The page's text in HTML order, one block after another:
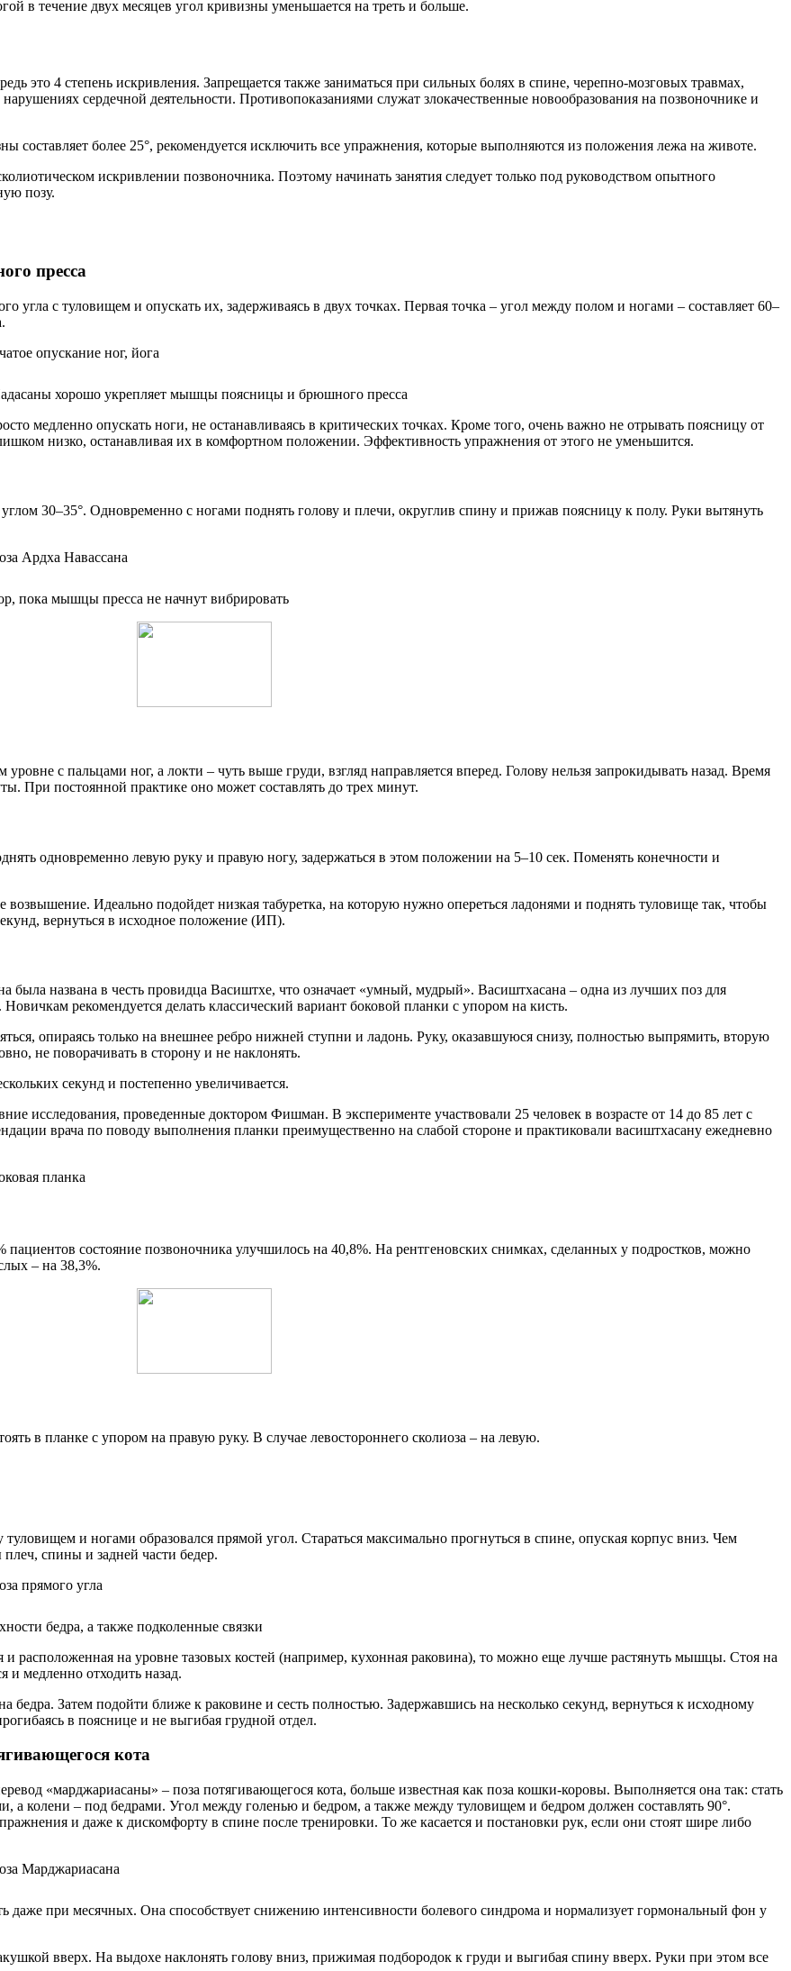
в течение двух месяцев угол кривизны уменьшается на треть и больше.
это 4 степень искривления. Запрещается также заниматься при сильных болях в спине, черепно-мозговых травмах,
сердечной деятельности. Противопоказаниями служат злокачественные новообразования на позвоночнике и
составляет более 25°, рекомендуется исключить все упражнения, которые выполняются из положения лежа на животе.
искривлении позвоночника. Поэтому начинать занятия следует только под руководством опытного
позу.
пресса
угла с туловищем и опускать их, задерживаясь в двух точках. Первая точка – угол между полом и ногами – составляет 60–
хорошо укрепляет мышцы поясницы и брюшного пресса
медленно опускать ноги, не останавливаясь в критических точках. Кроме того, очень важно не отрывать поясницу от
низко, останавливая их в комфортном положении. Эффективность упражнения от этого не уменьшится.
30–35°. Одновременно с ногами поднять голову и плечи, округлив спину и прижав поясницу к полу. Руки вытянуть
пока мышцы пресса не начнут вибрировать
с пальцами ног, а локти – чуть выше груди, взгляд направляется вперед. Голову нельзя запрокидывать назад. Время
При постоянной практике оно может составлять до трех минут.
одновременно левую руку и правую ногу, задержаться в этом положении на 5–10 сек. Поменять конечности и
Идеально подойдет низкая табуретка, на которую нужно опереться ладонями и поднять туловище так, чтобы
вернуться в исходное положение (ИП).
была названа в честь провидца Васиштхе, что означает «умный, мудрый». Васиштхасана – одна из лучших поз для
рекомендуется делать классический вариант боковой планки с упором на кисть.
опираясь только на внешнее ребро нижней ступни и ладонь. Руку, оказавшуюся снизу, полностью выпрямить, вторую
не поворачивать в сторону и не наклонять.
секунд и постепенно увеличивается.
исследования, проведенные доктором Фишман. В эксперименте участвовали 25 человек в возрасте от 14 до 85 лет с
врача по поводу выполнения планки преимущественно на слабой стороне и практиковали васиштхасану ежедневно
состояние позвоночника улучшилось на 40,8%. На рентгеновских снимках, сделанных у подростков, можно
– на 38,3%.
в планке с упором на правую руку. В случае левостороннего сколиоза – на левую.
и ногами образовался прямой угол. Стараться максимально прогнуться в спине, опуская корпус вниз. Чем
спины и задней части бедер.
бедра, а также подколенные связки
расположенная на уровне тазовых костей (например, кухонная раковина), то можно еще лучше растянуть мышцы. Стоя на
и медленно отходить назад.
бедра. Затем подойти ближе к раковине и сесть полностью. Задержавшись на несколько секунд, вернуться к исходному
в пояснице и не выгибая грудной отдел.
кота
«марджариасаны» – поза потягивающегося кота, больше известная как поза кошки-коровы. Выполняется она так: стать
а колени – под бедрами. Угол между голенью и бедром, а также между туловищем и бедром должен составлять 90°.
и даже к дискомфорту в спине после тренировки. То же касается и постановки рук, если они стоят шире либо
даже при месячных. Она способствует снижению интенсивности болевого синдрома и нормализует гормональный фон у
вверх. На выдохе наклонять голову вниз, прижимая подбородок к груди и выгибая спину вверх. Руки при этом все